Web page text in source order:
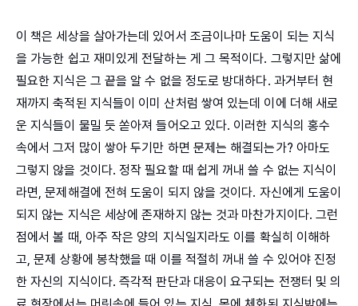
이 책은 세상을 살아가는데 있어서 조금이나마 도움이 되는 지식
을 가능한 쉽고 재미있게 전달하는 게 그 목적이다. 그렇지만 삶에
필요한 지식은 그 끝을 알 수 없을 정도로 방대하다. 과거부터 현
재까지 축적된 지식들이 이미 산처럼 쌓여 있는데 이에 더해 새로
운 지식들이 물밀 듯 쏟아져 들어오고 있다. 이러한 지식의 홍수
속에서 그저 많이 쌓아 두기만 하면 문제는 해결되는가? 아마도
그렇지 않을 것이다. 정작 필요할 때 쉽게 꺼내 쓸 수 없는 지식이
라면, 문제해결에 전혀 도움이 되지 않을 것이다. 자신에게 도움이
되지 않는 지식은 세상에 존재하지 않는 것과 마찬가지이다. 그런
점에서 볼 때, 아주 작은 양의 지식일지라도 이를 확실히 이해하
고, 문제 상황에 봉착했을 때 이를 적절히 꺼내 쓸 수 있어야 진정
한 자신의 지식이다. 즉각적 판단과 대응이 요구되는 전쟁터 및 의